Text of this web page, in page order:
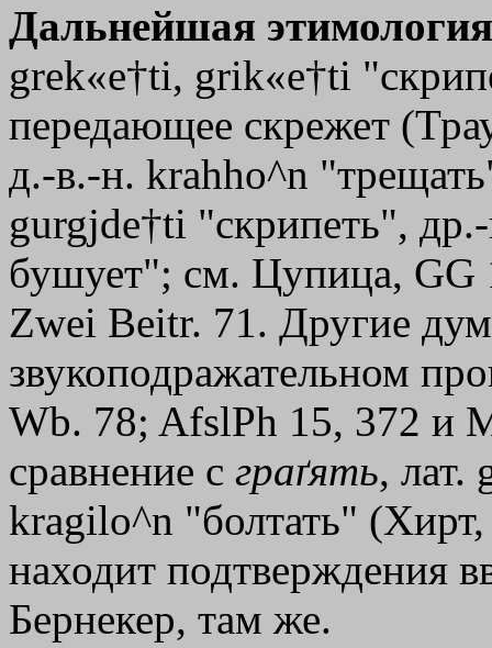
Дальнейшая
grek«e†ti, grik«e†ti
передающее скрежет
д.-в.-н. krahho^n
gurgјde†ti "скрипеть",
бушует"; см. Цупица, GG
Zwei Beitr. 71. Другие
звукоподражательном
Wb. 78; AfslPh 15, 372 и
сравнение с граґять, лат.
kragilo^n "болтать"
находит подтверждения
Бернекер, там же.